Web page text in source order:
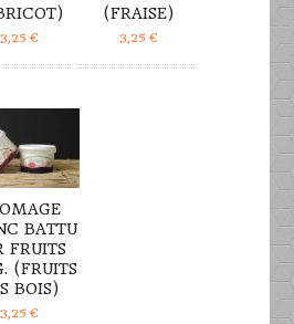
3,25€
(FRAISE)
3,25€
BATTU
FRUITS
(FRUITS
BOIS)
3,25€